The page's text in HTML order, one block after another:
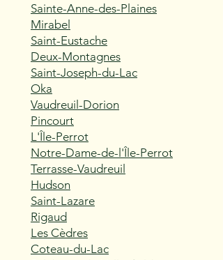
Sainte-Anne-des-Plaines
Mirabel
Saint-Eustache
Deux-Montagnes
Saint-Joseph-du-Lac
Oka
Vaudreuil-Dorion
Pincourt
L'Île-Perrot
Notre-Dame-de-l'Île-Perrot
Terrasse-Vaudreuil
Hudson
Saint-Lazare
Rigaud
Les Cèdres
Coteau-du-Lac